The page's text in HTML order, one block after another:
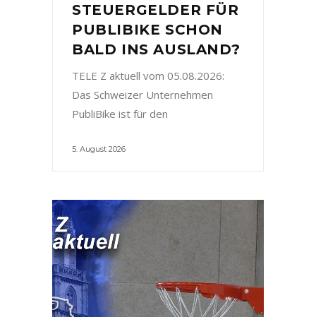
STEUERGELDER FÜR
PUBLIBIKE SCHON
BALD INS AUSLAND?
TELE Z aktuell vom 05.08.2026:
Das Schweizer Unternehmen
PubliBike ist für den
5. August 2026